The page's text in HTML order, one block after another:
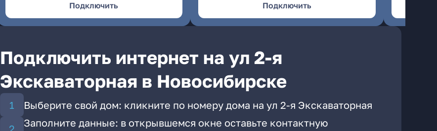
Подключить Подключить
Подключить интернет на ул 2-я
Экскаваторная в Новосибирске
Выберите свой дом: кликните по номеру дома на ул 2-я Экскаваторная
Заполните данные: в открывшемся окне оставьте контактную